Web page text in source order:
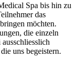
Spa bis hin zu
das
möchten.
die einzeln
uns begeistern.